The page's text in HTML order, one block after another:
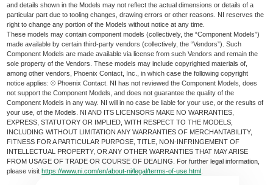
and details shown in the Models may not reflect the actual dimensions or details of a
particular part due to tooling changes, drawing errors or other reasons. NI reserves the
right to change any portion of the Models without notice at any time.
These models may contain component models (collectively, the “Component Models”)
made available by certain third-party vendors (collectively, the “Vendors”). Such
Component Models are made available via license from such Vendors and remain the
sole property of the Vendors. These models may include copyrighted materials of,
among other vendors, Phoenix Contact, Inc., in which case the following copyright
notice applies: © Phoenix Contact. NI has not reviewed the Component Models, does
not support the Component Models, and does not guarantee the quality of the
Component Models in any way. NI will in no case be liable for your use, or the results of
your use, of the Models. NI AND ITS LICENSORS MAKE NO WARRANTIES,
EXPRESS, STATUTORY OR IMPLIED, WITH RESPECT TO THE MODELS,
INCLUDING WITHOUT LIMITATION ANY WARRANTIES OF MERCHANTABILITY,
FITNESS FOR A PARTICULAR PURPOSE, TITLE, NON-INFRINGEMENT OF
INTELLECTUAL PROPERTY, OR ANY OTHER WARRANTIES THAT MAY ARISE
FROM USAGE OF TRADE OR COURSE OF DEALING. For further legal information,
please visithttps://www.ni.com/en/about-ni/legal/terms-of-use.html